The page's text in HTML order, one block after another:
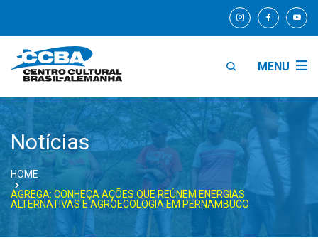
MENU
Notícias
HOME
AGREGA: CONHEÇA AÇÕES QUE REÚNEM ENERGIAS
ALTERNATIVAS E AGROECOLOGIA EM PERNAMBUCO